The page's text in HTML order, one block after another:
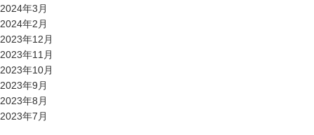
2024年3月
2024年2月
2023年12月
2023年11月
2023年10月
2023年9月
2023年8月
2023年7月